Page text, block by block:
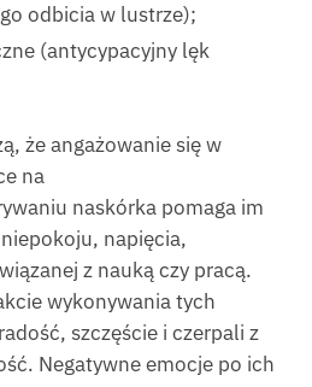
odbicia w lustrze);
(antycypacyjny lęk
że angażowanie się w
na
naskórka pomaga im
napięcia,
z nauką czy pracą.
wykonywania tych
szczęście i czerpali z
Negatywne emocje po ich